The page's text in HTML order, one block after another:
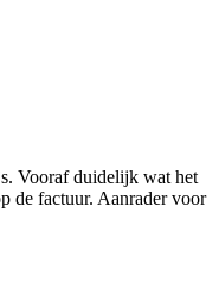
Vooraf duidelijk wat het
de factuur. Aanrader voor